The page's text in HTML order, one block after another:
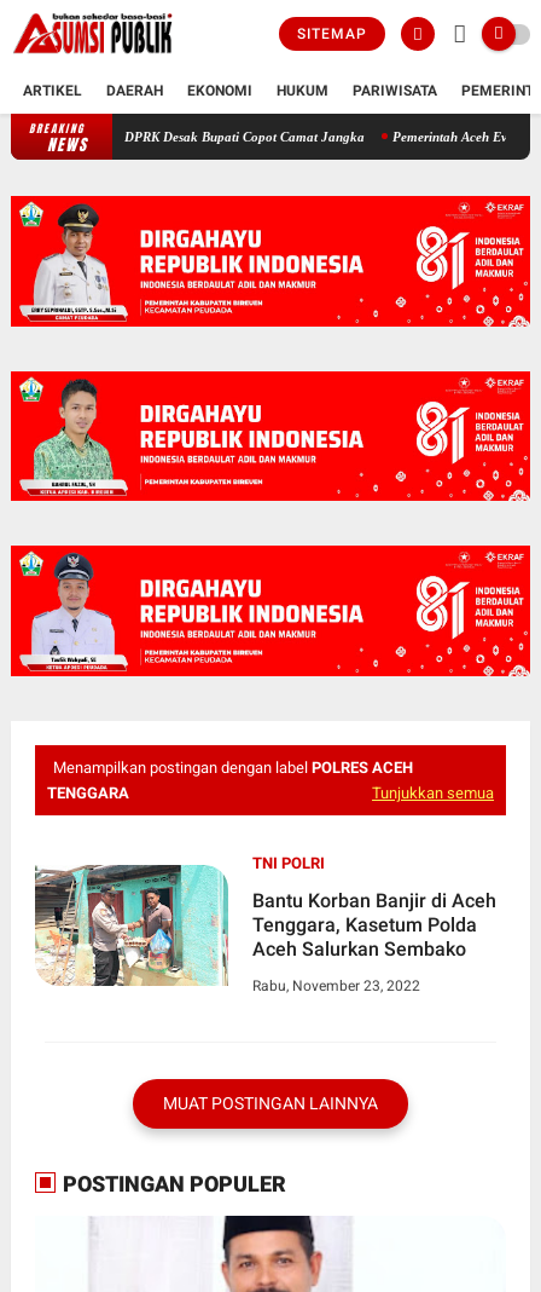
SITEMAP
ARTIKEL DAERAH EKONOMI HUKUM PARIWISATA
BREAKING
NEWS
Pimpinan DPRK Desak Bupati Copot Camat Jangka Pemerintah Aceh Evaluasi
Menampilkan postingan dengan label POLRES ACEH
TENGGARA
Tunjukkan semua
TNI POLRI
Bantu Korban Banjir di Aceh
Tenggara, Kasetum Polda
Aceh Salurkan Sembako
Rabu, November 23, 2022
MUAT POSTINGAN LAINNYA
POSTINGAN POPULER